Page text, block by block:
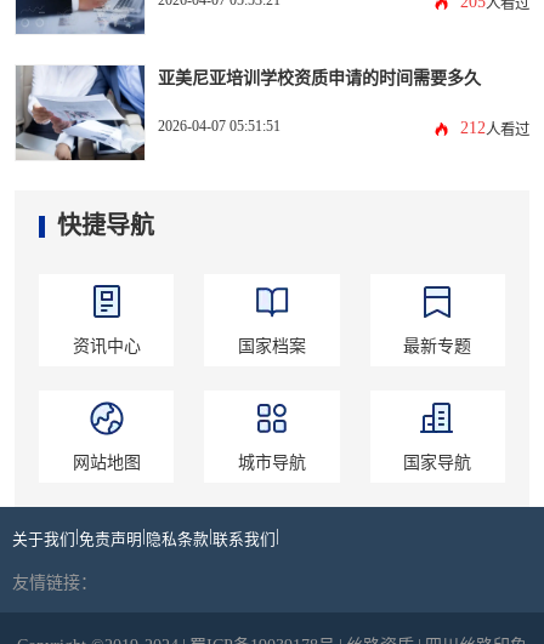
人看过
亚美尼亚培训学校资质申请的时间需要多久
2026-04-07 05:51:51 212人看过
快捷导航
资讯中心 国家档案 最新专题
网站地图 城市导航 国家导航
关于我们 免责声明 隐私条款 联系我们
友情链接：